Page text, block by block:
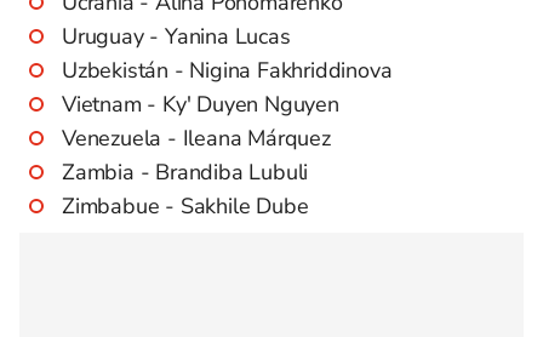
Uruguay - Yanina Lucas
Uzbekistán - Nigina Fakhriddinova
Vietnam - Ky' Duyen Nguyen
Venezuela - Ileana Márquez
Zambia - Brandiba Lubuli
Zimbabue - Sakhile Dube